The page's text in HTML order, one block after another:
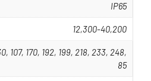
IP65
12,300-40,200
107, 170, 192, 199, 218, 233, 248,
85